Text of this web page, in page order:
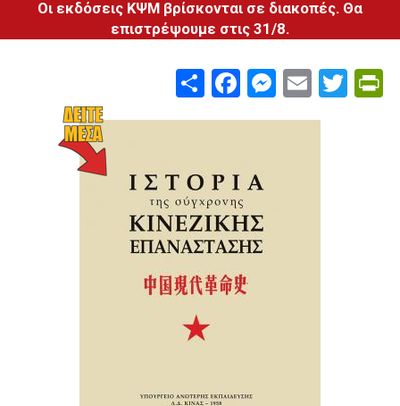
Οι εκδόσεις ΚΨΜ βρίσκονται σε διακοπές. Θα
επιστρέψουμε στις 31/8.
ShareFacebook
Email